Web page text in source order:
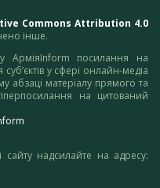
Commons Attribution 4.0
інше.
АрміяInform посилання на
суб’єктів у сфері онлайн-медіа
абзаці матеріалу прямого та
на цитований
сайту надсилайте на адресу: